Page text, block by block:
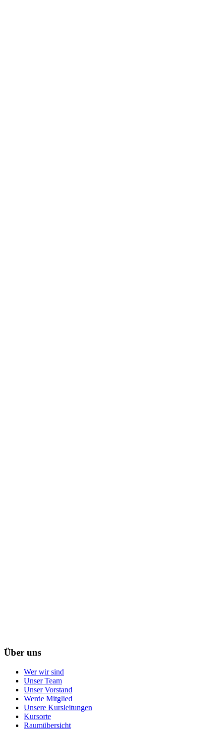
Über uns
Wer wir sind
Unser Team
Unser Vorstand
Werde Mitglied
Unsere Kursleitungen
Kursorte
Raumübersicht